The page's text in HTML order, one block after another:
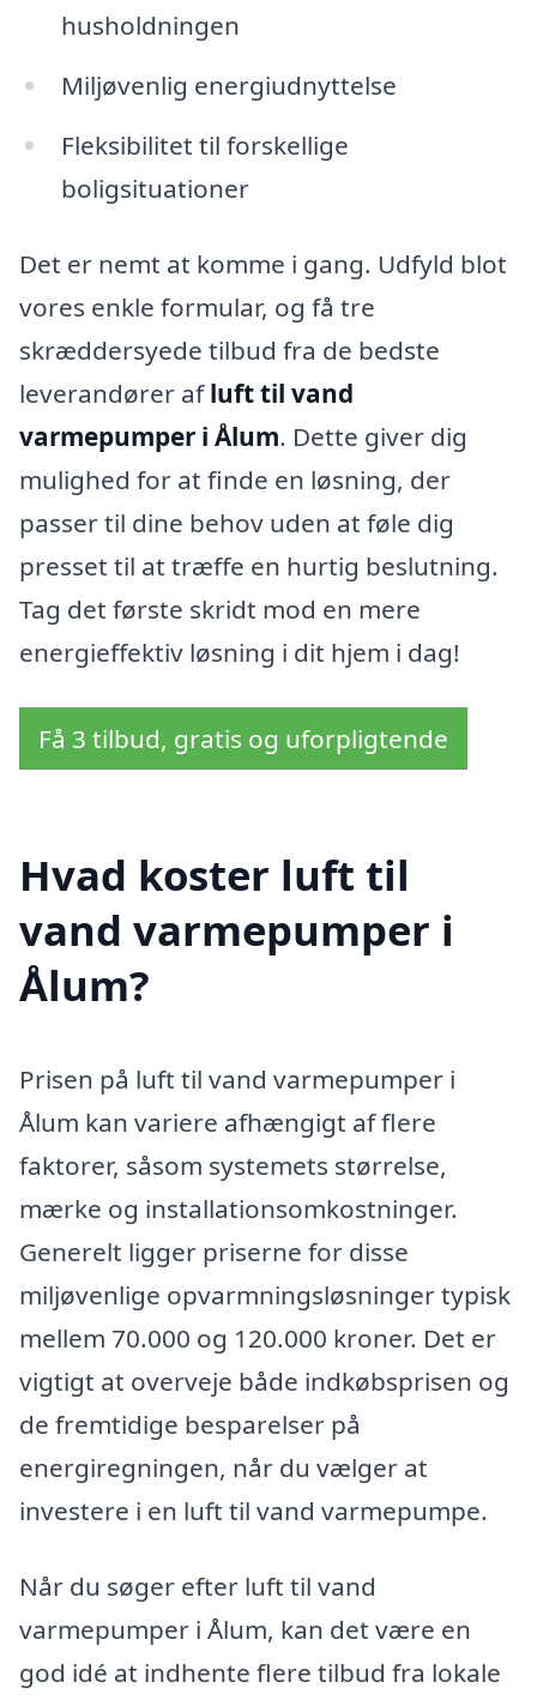
husholdningen
Miljøvenlig energiudnyttelse
Fleksibilitet til forskellige
boligsituationer
Det er nemt at komme i gang. Udfyld blot
vores enkle formular, og få tre
skræddersyede tilbud fra de bedste
leverandører afluft til vand
varmepumper i Ålum. Dette giver dig
mulighed for at finde en løsning, der
passer til dine behov uden at føle dig
presset til at træffe en hurtig beslutning.
Tag det første skridt mod en mere
energieffektiv løsning i dit hjem i dag!
Få 3 tilbud, gratis og uforpligtende
Hvad koster luft til
vand varmepumper i
Ålum?
Prisen på luft til vand varmepumper i
Ålum kan variere afhængigt af flere
faktorer, såsom systemets størrelse,
mærke og installationsomkostninger.
Generelt ligger priserne for disse
miljøvenlige opvarmningsløsninger typisk
mellem 70.000 og 120.000 kroner. Det er
vigtigt at overveje både indkøbsprisen og
de fremtidige besparelser på
energiregningen, når du vælger at
investere i en luft til vand varmepumpe.
Når du søger efter luft til vand
varmepumper i Ålum, kan det være en
god idé at indhente flere tilbud fra lokale